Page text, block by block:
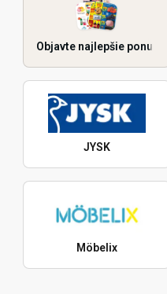
Objavte najlepšie ponuky
JYSK
Möbelix